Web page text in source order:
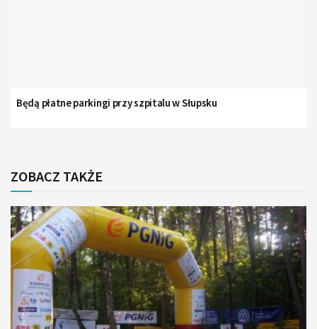
Będą płatne parkingi przy szpitalu w Słupsku
ZOBACZ TAKŻE